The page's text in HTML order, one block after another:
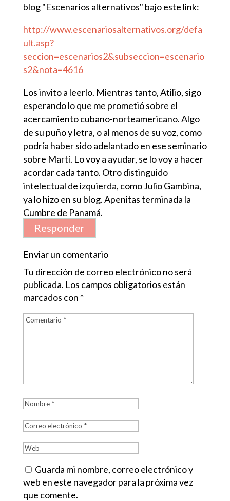
blog "Escenarios alternativos" bajo este link:
http://www.escenariosalternativos.org/defa
ult.asp?
seccion=escenarios2&subseccion=escenario
s2&nota=4616
Los invito a leerlo. Mientras tanto, Atilio, sigo
esperando lo que me prometió sobre el
acercamiento cubano-norteamericano. Algo
de su puño y letra, o al menos de su voz, como
podría haber sido adelantado en ese seminario
sobre Martí. Lo voy a ayudar, se lo voy a hacer
acordar cada tanto. Otro distinguido
intelectual de izquierda, como Julio Gambina,
ya lo hizo en su blog. Apenitas terminada la
Cumbre de Panamá.
Responder
Enviar un comentario
Tu dirección de correo electrónico no será
publicada. Los campos obligatorios están
marcados con *
Guarda mi nombre, correo electrónico y
web en este navegador para la próxima vez
que comente.